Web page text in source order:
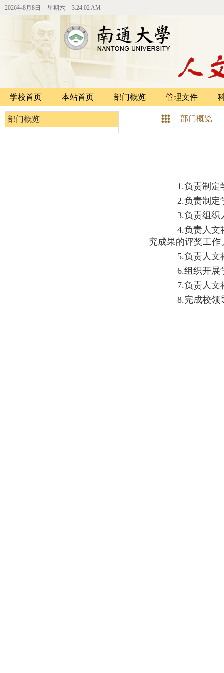
2026年8月8日 星期六 3:24:02 AM
学校首页 本站首页 部门概览 管理文件
部门概览 部门概览
1.负责制定
2.负责制定
3.负责组织
4.负责人文
究成果的评奖工作
5.负责人文
6.组织开展
7.负责人文
8.完成校领